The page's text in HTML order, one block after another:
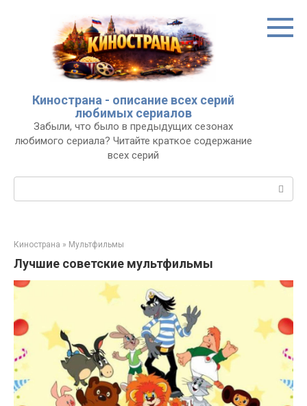
Кинострана - описание всех серий
любимых сериалов
Забыли, что было в предыдущих сезонах
любимого сериала? Читайте краткое содержание
всех серий
Кинострана » Мультфильмы
Лучшие советские мультфильмы